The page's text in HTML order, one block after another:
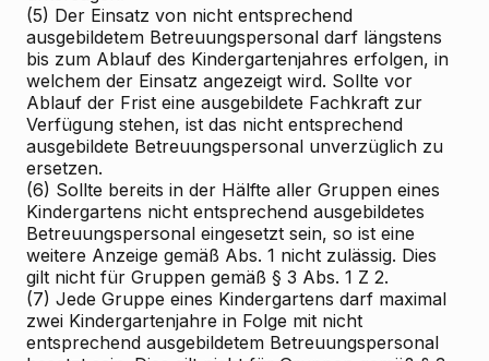
(5) Der Einsatz von nicht entsprechend
ausgebildetem Betreuungspersonal darf längstens
bis zum Ablauf des Kindergartenjahres erfolgen, in
welchem der Einsatz angezeigt wird. Sollte vor
Ablauf der Frist eine ausgebildete Fachkraft zur
Verfügung stehen, ist das nicht entsprechend
ausgebildete Betreuungspersonal unverzüglich zu
ersetzen.
(6) Sollte bereits in der Hälfte aller Gruppen eines
Kindergartens nicht entsprechend ausgebildetes
Betreuungspersonal eingesetzt sein, so ist eine
weitere Anzeige gemäß Abs. 1 nicht zulässig. Dies
gilt nicht für Gruppen gemäß § 3 Abs. 1 Z 2.
(7) Jede Gruppe eines Kindergartens darf maximal
zwei Kindergartenjahre in Folge mit nicht
entsprechend ausgebildetem Betreuungspersonal